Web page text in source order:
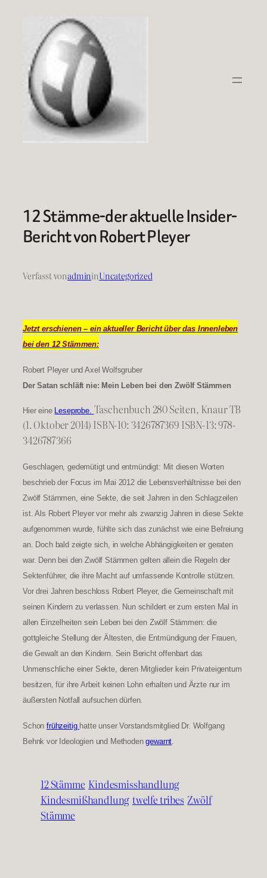
springen
12 Stämme-der aktuelle Insider-
Bericht von Robert Pleyer
Verfasst vonadmininUncategorized
Jetzt erschienen – ein aktueller Bericht über das Innenleben
bei den 12 Stämmen:
Robert Pleyer und Axel Wolfsgruber
Der Satan schläft nie: Mein Leben bei den Zwölf Stämmen
Hier eine Leseprobe. Taschenbuch 280 Seiten, Knaur TB
(1. Oktober 2014) ISBN-10: 3426787369 ISBN-13: 978-
3426787366
Geschlagen, gedemütigt und entmündigt: Mit diesen Worten
beschrieb der Focus im Mai 2012 die Lebensverhältnisse bei den
Zwölf Stämmen, eine Sekte, die seit Jahren in den Schlagzeilen
ist. Als Robert Pleyer vor mehr als zwanzig Jahren in diese Sekte
aufgenommen wurde, fühlte sich das zunächst wie eine Befreiung
an. Doch bald zeigte sich, in welche Abhängigkeiten er geraten
war. Denn bei den Zwölf Stämmen gelten allein die Regeln der
Sektenführer, die ihre Macht auf umfassende Kontrolle stützen.
Vor drei Jahren beschloss Robert Pleyer, die Gemeinschaft mit
seinen Kindern zu verlassen. Nun schildert er zum ersten Mal in
allen Einzelheiten sein Leben bei den Zwölf Stämmen: die
gottgleiche Stellung der Ältesten, die Entmündigung der Frauen,
die Gewalt an den Kindern. Sein Bericht offenbart das
Unmenschliche einer Sekte, deren Mitglieder kein Privateigentum
besitzen, für ihre Arbeit keinen Lohn erhalten und Ärzte nur im
äußersten Notfall aufsuchen dürfen.
Schonfrühzeitig hatte unser Vorstandsmitglied Dr. Wolfgang
Behnk vor Ideologien und Methodengewarnt
12 Stämme Kindesmisshandlung
Kindesmißhandlung twelfe tribes Zwölf
Stämme